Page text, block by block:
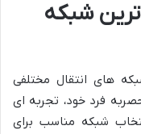
شبکه
های انتقال مختلفی
فرد خود، تجربه ای
شبکه مناسب برای